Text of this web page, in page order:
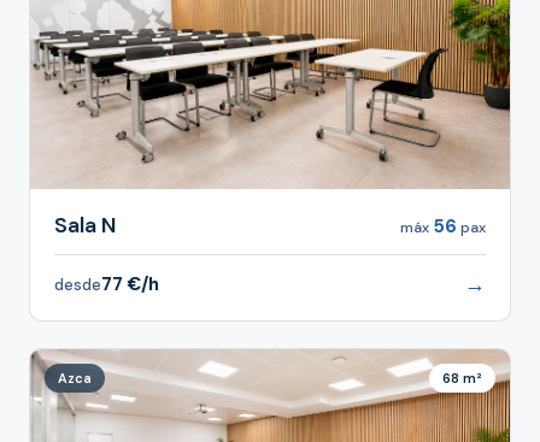
Sala N máx 56 pax
desde77 €/h →
Azca 68 m²